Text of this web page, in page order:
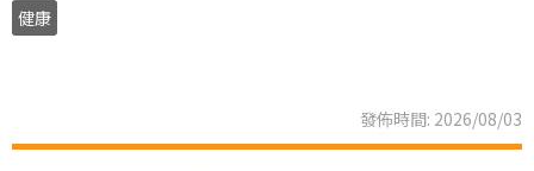
健康
發佈時間: 2026/08/03